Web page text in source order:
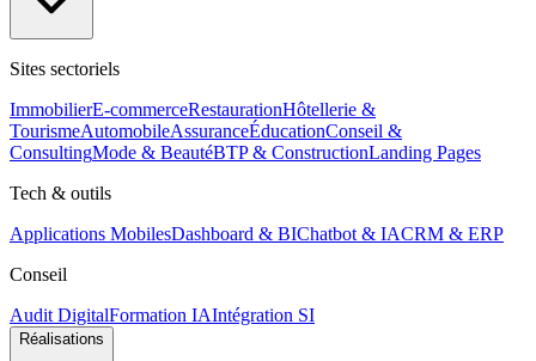
Sites sectoriels
ImmobilierE-commerceRestaurationHôtellerie &
TourismeAutomobileAssuranceÉducationConseil &
ConsultingMode & BeautéBTP & ConstructionLanding Pages
Tech & outils
Applications MobilesDashboard & BIChatbot & IACRM & ERP
Conseil
Audit DigitalFormation IAIntégration SI
Réalisations